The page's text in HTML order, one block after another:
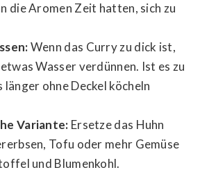
die Aromen Zeit hatten, sich zu
Wenn das Curry zu dick ist,
Wasser verdünnen. Ist es zu
länger ohne Deckel köcheln
Variante: Ersetze das Huhn
Tofu oder mehr Gemüse
und Blumenkohl.